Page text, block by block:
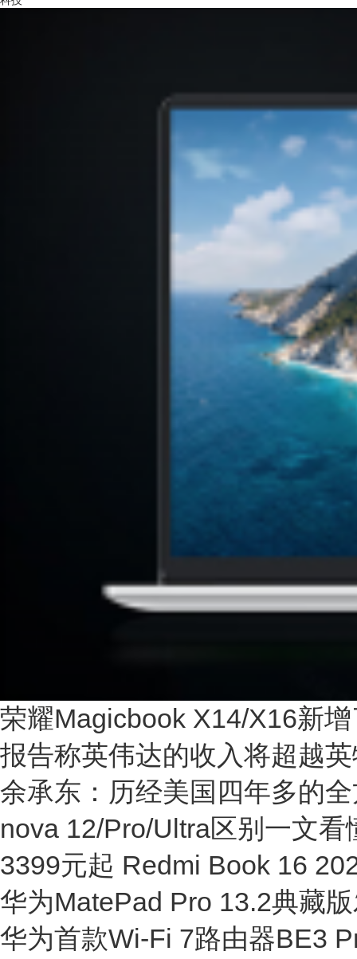
荣耀Magicbook X14/X16新
报告称英伟达的收入将超越
余承东：历经美国四年多的
nova 12/Pro/Ultra区别一文
3399元起 Redmi Book 16
华为MatePad Pro 13.2典藏
华为首款Wi-Fi 7路由器BE3